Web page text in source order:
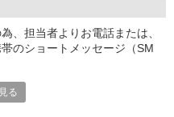
、担当者よりお電話または、
のショートメッセージ（SM
ください。
る